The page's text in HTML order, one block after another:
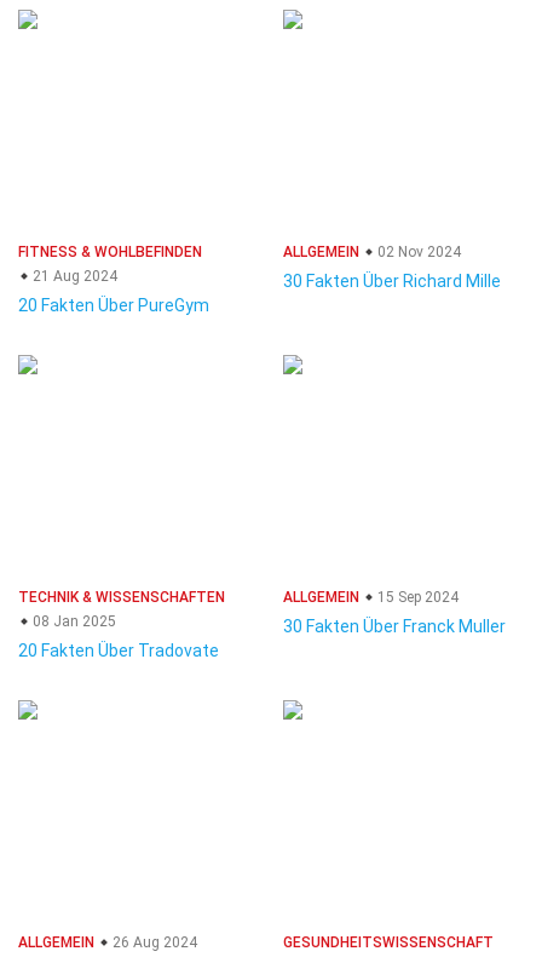
FITNESS & WOHLBEFINDEN
21 Aug 2024
20 Fakten Über PureGym
ALLGEMEIN 02 Nov 2024
30 Fakten Über Richard Mille
TECHNIK & WISSENSCHAFTEN
08 Jan 2025
20 Fakten Über Tradovate
ALLGEMEIN 15 Sep 2024
30 Fakten Über Franck Muller
ALLGEMEIN 26 Aug 2024
GESUNDHEITSWISSENSCHAFT